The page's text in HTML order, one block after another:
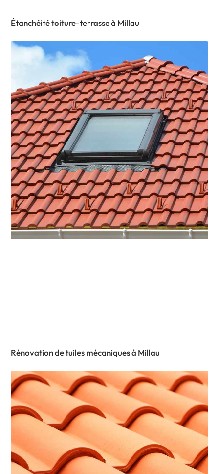
Étanchéité toiture-terrasse à Millau
Rénovation de tuiles mécaniques à Millau